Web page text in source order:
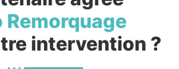
Remorquage
intervention ?